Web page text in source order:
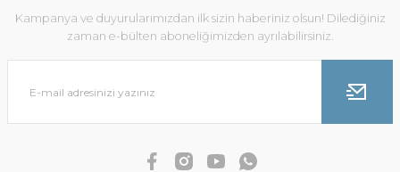
Kampanya ve duyurularımızdan ilk sizin haberiniz olsun! Dilediğiniz
zaman e-bülten aboneliğimizden ayrılabilirsiniz.